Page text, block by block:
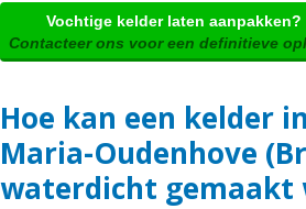
Vochtige kelder laten
Contacteer ons voor een definitieve
Hoe kan een kelder
Maria-Oudenhove
waterdicht gemaakt